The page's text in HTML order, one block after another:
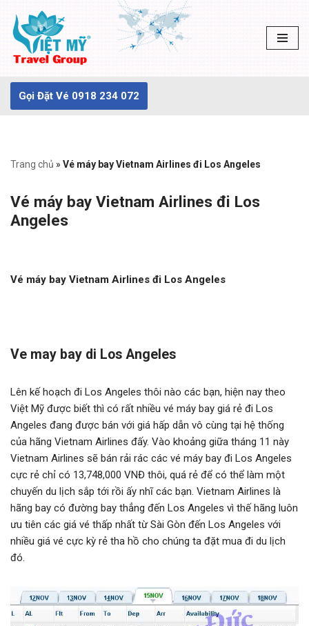
Chuyển
tới
dung
Gọi Đặt Vé 0918 234 072
Trang chủ » Vé máy bay Vietnam Airlines đi Los Angeles
Vé máy bay Vietnam Airlines đi Los
Angeles
Vé máy bay Vietnam Airlines đi Los Angeles
Ve may bay di Los Angeles
Lên kế hoạch đi Los Angeles thôi nào các bạn, hiện nay theo
Việt Mỹ được biết thì có rất nhiều vé máy bay giá rẻ đi Los
Angeles đang được bán với giá hấp dẫn vô cùng tại hệ thống
của hãng Vietnam Airlines đấy. Vào khoảng giữa tháng 11 này
Vietnam Airlines sẽ bán rải rác các vé máy bay đi Los Angeles
cực rẻ chỉ có 13,748,000 VNĐ thôi, quá rẻ để có thể làm một
chuyến du lịch sắp tới rồi ấy nhĩ các bạn. Vietnam Airlines là
hãng bay có đường bay thẳng đến Los Angeles vì thế hãng luôn
ưu tiên các giá vé thấp nhất từ Sài Gòn đến Los Angeles với
nhiều giá vé cực kỳ rẻ tha hồ cho chúng ta đặt mua đi du lịch
đó.